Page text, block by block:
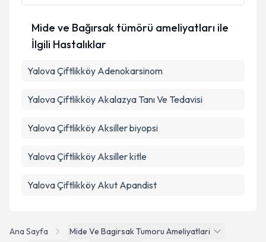
Ana Sayfa
Mide Ve Bagirsak Tumoru Ameliyatlari
Mide ve Bağırsak tümörü ameliyatları ile
İlgili Hastalıklar
Yalova Çiftlikköy Adenokarsinom
Yalova Çiftlikköy Akalazya Tanı Ve Tedavisi
Yalova Çiftlikköy Aksiller biyopsi
Yalova Çiftlikköy Aksiller kitle
Yalova Çiftlikköy Akut Apandist